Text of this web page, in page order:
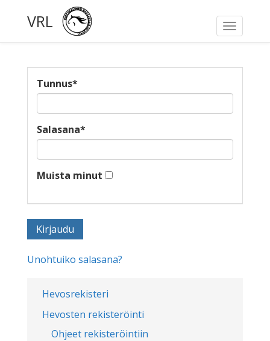
Toggle
VRL
Hevosrekisteri
Hevosten rekisteröinti
Ohjeet rekisteröintiin
Tunnus*
Salasana*
Muista minut
Unohtuiko salasana?